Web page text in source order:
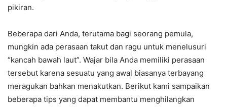
pikiran.
Beberapa dari Anda, terutama bagi seorang pemula,
mungkin ada perasaan takut dan ragu untuk menelusuri
“kancah bawah laut”. Wajar bila Anda memiliki perasaan
tersebut karena sesuatu yang awal biasanya terbayang
meragukan bahkan menakutkan. Berikut kami sampaikan
beberapa tips yang dapat membantu menghilangkan